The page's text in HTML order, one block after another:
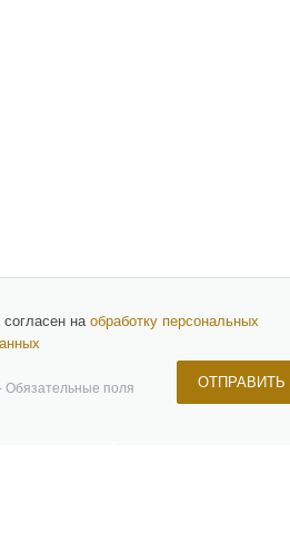
на обработку персональных
Обязательные поля ОТПРАВИТЬ